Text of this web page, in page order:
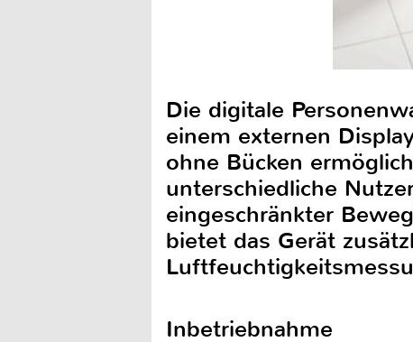
Die digitale
einem externen
ohne Bücken
unterschiedliche
eingeschränkter
bietet das Gerät
Inbetriebnahme